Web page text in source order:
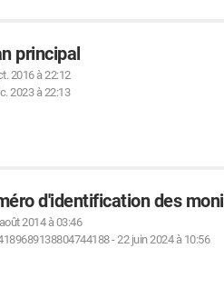
principal
2016 à 22:12
2023 à 22:13
d'identification des
2014 à 03:46
-22 juin 2024 à 10:56